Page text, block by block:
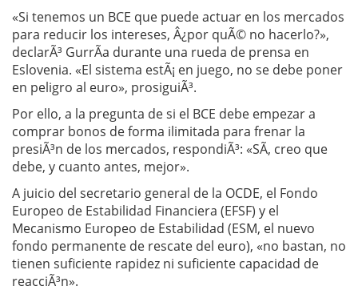
«Si tenemos un BCE que puede actuar en los mercados
para reducir los intereses, Â¿por quÃ© no hacerlo?»,
declarÃ³ GurrÃ­a durante una rueda de prensa en
Eslovenia. «El sistema estÃ¡ en juego, no se debe poner
en peligro al euro», prosiguiÃ³.
Por ello, a la pregunta de si el BCE debe empezar a
comprar bonos de forma ilimitada para frenar la
presiÃ³n de los mercados, respondiÃ³: «SÃ­, creo que
debe, y cuanto antes, mejor».
A juicio del secretario general de la OCDE, el Fondo
Europeo de Estabilidad Financiera (EFSF) y el
Mecanismo Europeo de Estabilidad (ESM, el nuevo
fondo permanente de rescate del euro), «no bastan, no
tienen suficiente rapidez ni suficiente capacidad de
reacciÃ³n».